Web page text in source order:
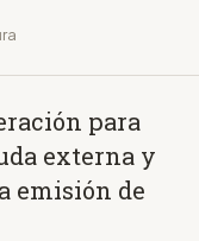
para
externa y
emisión de